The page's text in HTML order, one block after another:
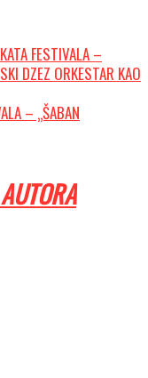
FESTIVALA –
DZEZ ORKESTAR KAO
– „ŠABAN